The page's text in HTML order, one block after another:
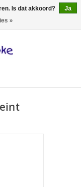
0 Artikelen - €0,00
Is dat akkoord?
Ja
»